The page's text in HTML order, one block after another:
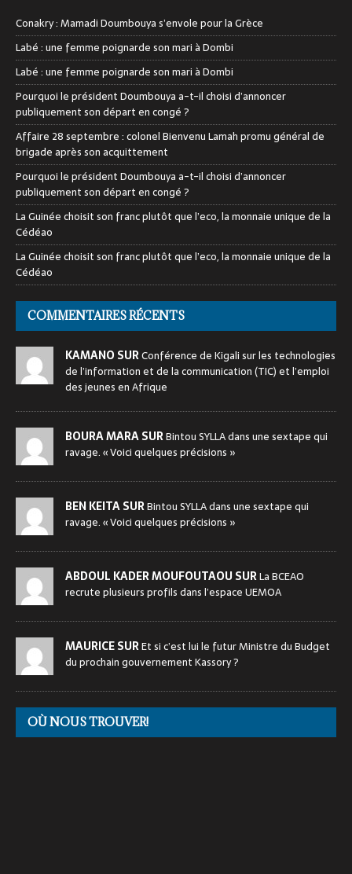
Conakry : Mamadi Doumbouya s’envole pour la Grèce
Labé : une femme poignarde son mari à Dombi
Labé : une femme poignarde son mari à Dombi
Pourquoi le président Doumbouya a-t-il choisi d’annoncer
publiquement son départ en congé ?
Affaire 28 septembre : colonel Bienvenu Lamah promu général de
brigade après son acquittement
Pourquoi le président Doumbouya a-t-il choisi d’annoncer
publiquement son départ en congé ?
La Guinée choisit son franc plutôt que l’eco, la monnaie unique de la
Cédéao
La Guinée choisit son franc plutôt que l’eco, la monnaie unique de la
Cédéao
COMMENTAIRES RÉCENTS
KAMANO SURConférence de Kigali sur les technologies
de l’information et de la communication (TIC) et l’emploi
des jeunes en Afrique
BOURA MARA SURBintou SYLLA dans une sextape qui
ravage. « Voici quelques précisions »
BEN KEITA SURBintou SYLLA dans une sextape qui
ravage. « Voici quelques précisions »
ABDOUL KADER MOUFOUTAOU SURLa BCEAO
recrute plusieurs profils dans l’espace UEMOA
MAURICE SUREt si c’est lui le futur Ministre du Budget
du prochain gouvernement Kassory ?
OÙ NOUS TROUVER!